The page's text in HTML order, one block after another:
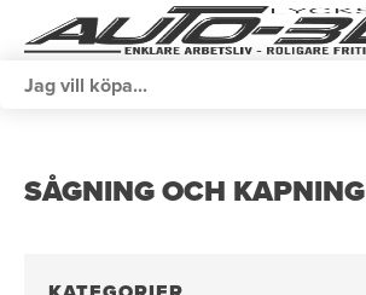
SÅGNING OCH KAPNING